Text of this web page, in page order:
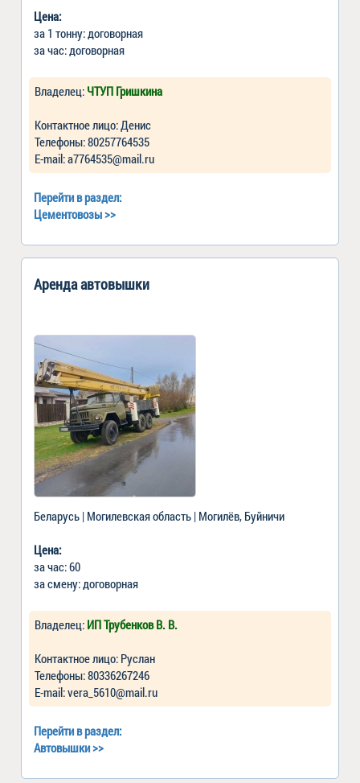
Цена:
за 1 тонну: договорная
за час: договорная
Владелец: ЧТУП Гришкина
Контактное лицо: Денис
Телефоны: 80257764535
Е-mail: a7764535@mail.ru
Перейти в раздел:
Цементовозы>>
Аренда автовышки
Беларусь | Могилевская область | Могилёв, Буйничи
Цена:
за час: 60
за смену: договорная
Владелец: ИП Трубенков В. В.
Контактное лицо: Руслан
Телефоны: 80336267246
Е-mail: vera_5610@mail.ru
Перейти в раздел:
Автовышки>>